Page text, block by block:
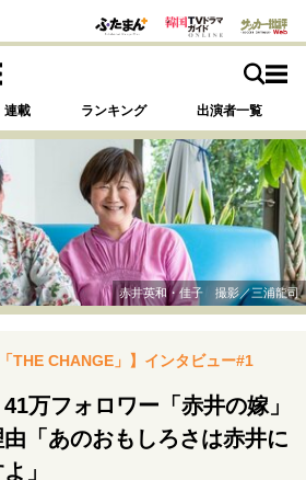
連載 ランキング 出演者一覧
マで探す
決断の裏側
挫折からの再起
人生が動いた日 10代の挫折と原点
赤井英和・佳子 撮影／三浦龍司
THE CHANGE」】インタビュー#1
万フォロワー「赤井の嫁」
「あのおもしろさは赤井に
」